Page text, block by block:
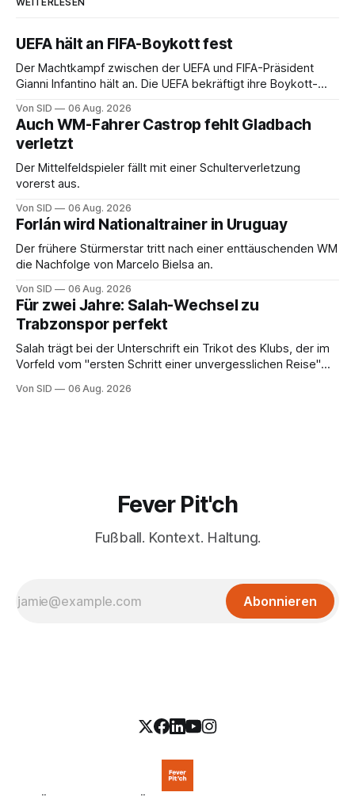
UEFA hält an FIFA-Boykott fest
Der Machtkampf zwischen der UEFA und FIFA-Präsident
Gianni Infantino hält an. Die UEFA bekräftigt ihre Boykott-
Von SID 06 Aug. 2026
Auch WM-Fahrer Castrop fehlt Gladbach
verletzt
Der Mittelfeldspieler fällt mit einer Schulterverletzung
vorerst aus.
Von SID 06 Aug. 2026
Forlán wird Nationaltrainer in Uruguay
Der frühere Stürmerstar tritt nach einer enttäuschenden WM
die Nachfolge von Marcelo Bielsa an.
Von SID 06 Aug. 2026
Für zwei Jahre: Salah-Wechsel zu
Trabzonspor perfekt
Salah trägt bei der Unterschrift ein Trikot des Klubs, der im
Vorfeld vom "ersten Schritt einer unvergesslichen Reise"
Von SID 06 Aug. 2026
Fever Pit'ch
Fußball. Kontext. Haltung.
Abonnieren